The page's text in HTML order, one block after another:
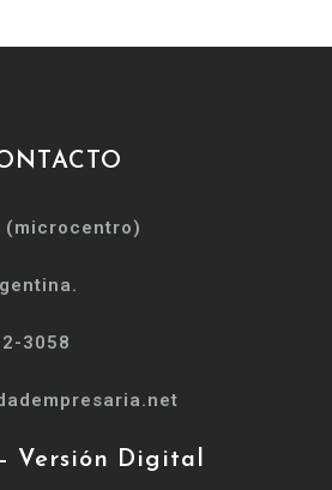
(microcentro)
3058
Versión Digital